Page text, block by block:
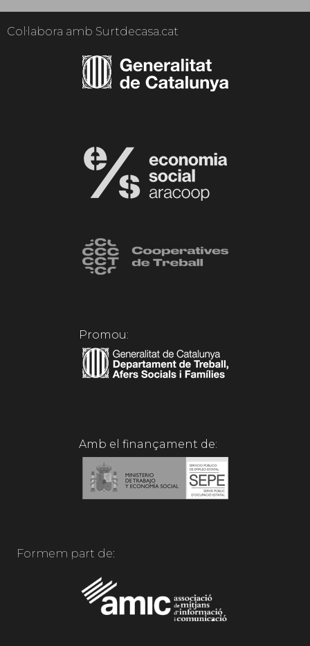
Col·labora amb Surtdecasa.cat
Promou:
Amb el finançament de:
Formem part de: